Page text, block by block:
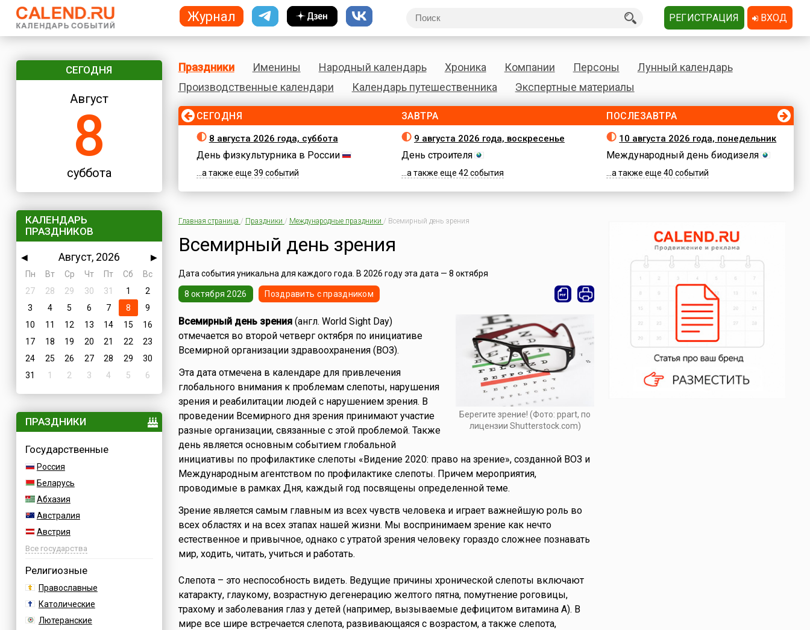
СЕГОДНЯ
Август
8
суббота
КАЛЕНДАРЬ
ПРАЗДНИКОВ
◀ Август, 2026
▶
Пн
Вт Ср Чт Пт Сб
Вс
27
28 29 30 31 1
2
3
4 5 6 7 8
9
10
11 12 13 14 15
16
17
18 19 20 21 22
23
24
25 26 27 28 29
30
31
1 2 3 4 5 6
ПРАЗДНИКИ
Государственные
Россия
Беларусь
Абхазия
Австралия
Австрия
Азербайджан
Все государства
Религиозные
Православные
Католические
Лютеранские
Праздники Именины Народный календарь Хроника Компании Персоны
Лунный календарь
Производственные календари
Календарь путешественника Экспертные материалы
СЕГОДНЯ
8 августа 2026 года, суббота
День физкультурника в России
...а также еще 39 событий
ЗАВТРА
9 августа 2026 года, воскресенье
День строителя
...а также еще 42 события
ПОСЛЕЗАВТРА
10 августа 2026 года, понедельник
Международный день биодизеля
...а также еще 40 событий
Главная страница / Праздники / Международные праздники / Всемирный день зрения
Всемирный день зрения
Дата события уникальна для каждого года. В 2026 году эта дата — 8 октября
8 октября 2026 Поздравить с праздником
Берегите зрение! (Фото: ppart, по
лицензии Shutterstock.com)
Всемирный день зрения(англ. World Sight Day)
отмечается во второй четверг октября по инициативе
Всемирной организации здравоохранения (ВОЗ).
Эта дата отмечена в календаре для привлечения
глобального внимания к проблемам слепоты, нарушения
зрения и реабилитации людей с нарушением зрения. В
проведении Всемирного дня зрения принимают участие
разные организации, связанные с этой проблемой. Также
день является основным событием глобальной
инициативы по профилактике слепоты «Видение 2020: право на зрение», созданной ВОЗ и
Международным агентством по профилактике слепоты. Причем мероприятия,
проводимые в рамках Дня, каждый год посвящены определенной теме.
Зрение является самым главным из всех чувств человека и играет важнейшую роль во
всех областях и на всех этапах нашей жизни. Мы воспринимаем зрение как нечто
естественное и привычное, однако с утратой зрения человеку гораздо сложнее познавать
мир, ходить, читать, учиться и работать.
Слепота – это неспособность видеть. Ведущие причины хронической слепоты включают
катаракту, глаукому, возрастную дегенерацию желтого пятна, помутнение роговицы,
трахому и заболевания глаз у детей (например, вызываемые дефицитом витамина А). В
мире все шире встречается слепота, развивающаяся с возрастом, а также слепота,
Журнал РЕГИСТРАЦИЯ ВХОД